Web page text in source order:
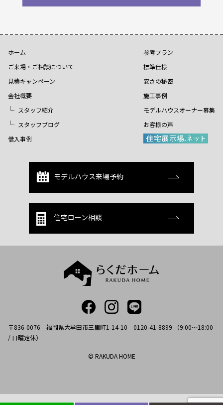
ホーム
ご来場・ご相談について
見積キャンペーン
会社概要
スタッフ紹介
スタッフブログ
借入事例
参考プラン
標準仕様
安さの秘密
施工事例
モデルハウスオーナー募集
お客様の声
モデルハウス来場予約
住宅ローン相談
〒836-0076 福岡県大牟田市三里町1-14-10 0120-41-8899 （9:00～18:00
/ 日曜定休）
© RAKUDA HOME